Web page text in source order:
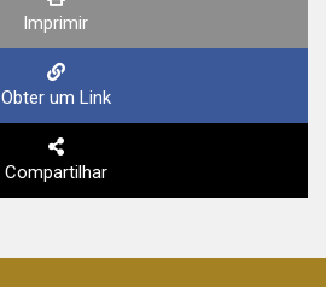
Imprimir
Obter um Link
Compartilhar